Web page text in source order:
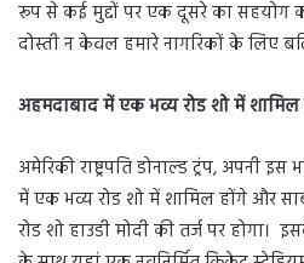
रूप से कई मुद्दों पर एक दूसरे का सहयोग
दोस्ती न केवल हमारे नागरिकों के लिए
अहमदाबाद में एक भव्य रोड शो में शामिल
अमेरिकी राष्ट्रपति डोनाल्ड ट्रंप, अपनी
में एक भव्य रोड शो में शामिल होंगे और
रोड शो हाउडी मोदी की तर्ज पर होगा।